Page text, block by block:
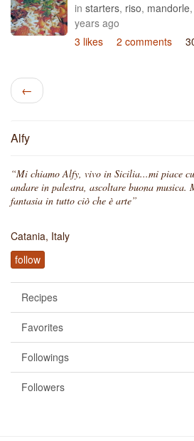
in starters, riso, mandorle,
years ago
3 likes
2 comments
←
Alfy
“Mi chiamo Alfy, vivo in Sicilia...mi piace
andare in palestra, ascoltare buona musica.
fantasia in tutto ciò che è arte”
Catania, Italy
follow
Recipes
Favorites
Followings
Followers